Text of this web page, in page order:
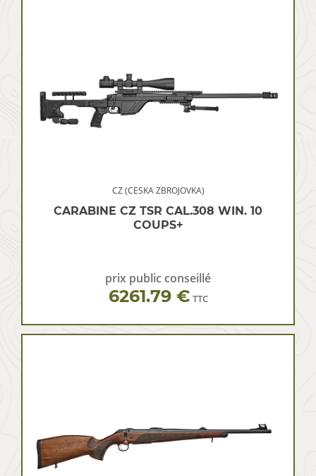
CZ (CESKA ZBROJOVKA)
CARABINE CZ TSR CAL.308 WIN. 10
COUPS+
prix public conseillé
6261.79 € TTC